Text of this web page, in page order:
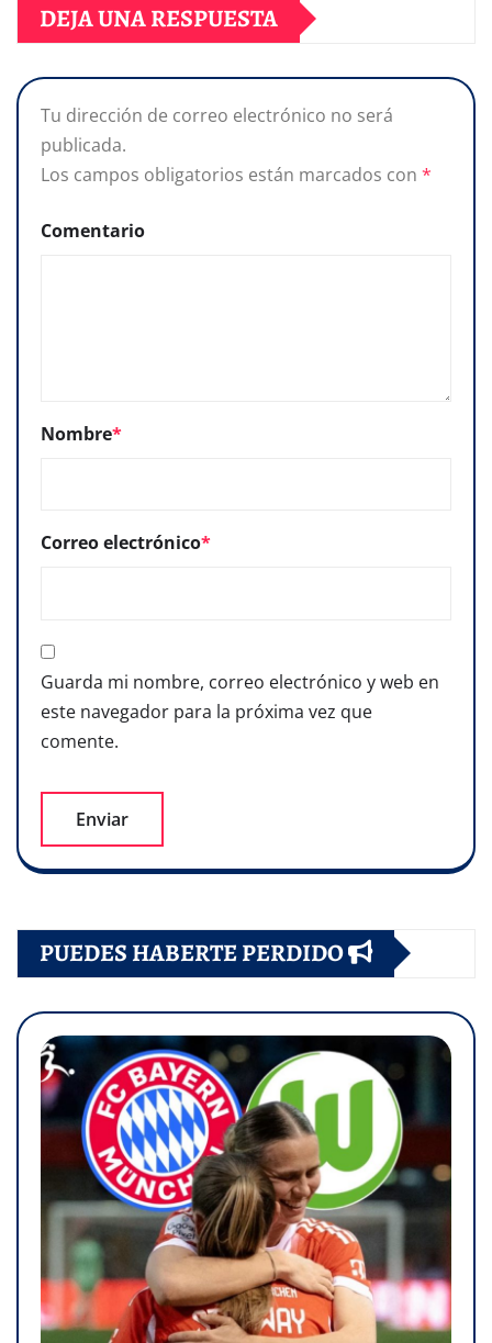
DEJA UNA RESPUESTA
Tu dirección de correo electrónico no será
publicada.
Los campos obligatorios están marcados con *
Comentario
Nombre*
Correo electrónico*
Guarda mi nombre, correo electrónico y web en
este navegador para la próxima vez que
comente.
PUEDES HABERTE PERDIDO